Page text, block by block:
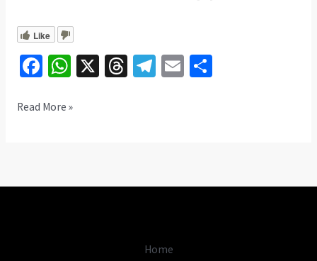
Like
Fa
b
k
W
at
p
X T Te E S
Ilmu
Dahulu
Read More »
Home